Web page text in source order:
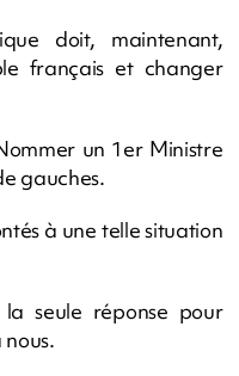
doit, maintenant,
français et changer
un 1er Ministre
gauches.
à une telle situation
seule réponse pour
nous.